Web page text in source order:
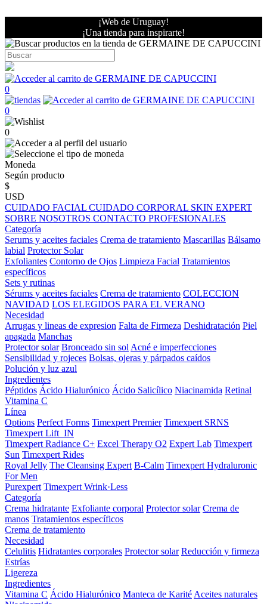
¡Web de Uruguay!
¡Una tienda para inspirarte!
0
0
0
Moneda
Según producto
$
USD
CUIDADO FACIAL CUIDADO CORPORAL SKIN EXPERT
SOBRE NOSOTROS CONTACTO PROFESIONALES
Categoría
Serums y aceites faciales Crema de tratamiento Mascarillas Bálsamo
labial Protector Solar
Exfoliantes Contorno de Ojos Limpieza Facial Tratamientos
específicos
Sets y rutinas
Sérums y aceites faciales Crema de tratamiento COLECCION
NAVIDAD LOS ELEGIDOS PARA EL VERANO
Necesidad
Arrugas y lineas de expresion Falta de Firmeza Deshidratación Piel
apagada Manchas
Protector solar Bronceado sin sol Acné e imperfecciones
Sensibilidad y rojeces Bolsas, ojeras y párpados caídos
Polución y luz azul
Ingredientes
Péptidos Ácido Hialurónico Ácido Salicílico Niacinamida Retinal
Vitamina C
Línea
Options Perfect Forms Timexpert Premier Timexpert SRNS
Timexpert Lift_IN
Timexpert Radiance C+ Excel Therapy O2 Expert Lab Timexpert
Sun Timexpert Rides
Royal Jelly The Cleansing Expert B-Calm Timexpert Hydraluronic
For Men
Purexpert Timexpert Wrink·Less
Categoría
Crema hidratante Exfoliante corporal Protector solar Crema de
manos Tratamientos específicos
Crema de tratamiento
Necesidad
Celulitis Hidratantes corporales Protector solar Reducción y firmeza
Estrías
Ligereza
Ingredientes
Vitamina C Ácido Hialurónico Manteca de Karité Aceites naturales